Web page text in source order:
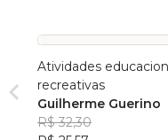
Atividades
recreativas
Guilherme Guerino
R$ 32,30